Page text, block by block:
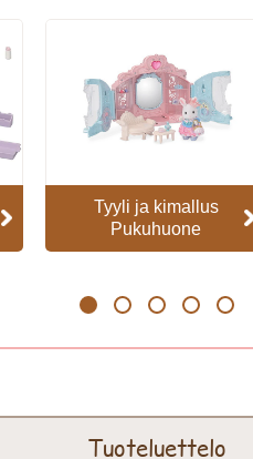
Tyyli ja kimallus
Pukuhuone
Tuoteluettelo